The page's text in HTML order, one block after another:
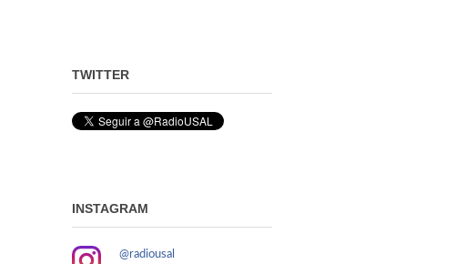
TWITTER
INSTAGRAM
@radiousal